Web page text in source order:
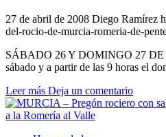
27 de abril de 2008 Diego Ramírez
del-rocio-de-murcia-romeria-de-
SÁBADO 26 Y DOMINGO 27 DE
sábado y a partir de las 9 horas el
Leer más Deja un comentario